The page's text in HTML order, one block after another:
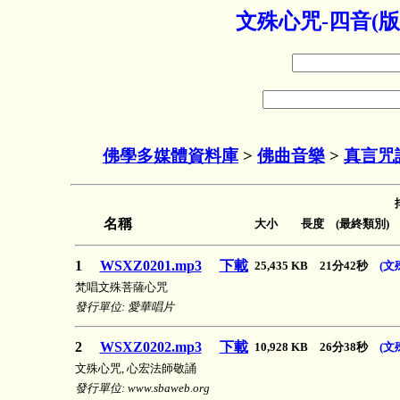
文殊心咒-四音(
佛學多媒體資料庫 > 佛曲音樂 > 真言咒
名稱 大小 長度 (最終類別)
1 WSXZ0201.mp3 下載 25,435 KB 21分42秒 (文
梵唱文殊菩薩心咒
發行單位: 愛華唱片
2 WSXZ0202.mp3 下載 10,928 KB 26分38秒 (文
文殊心咒, 心宏法師敬誦
發行單位: www.sbaweb.org